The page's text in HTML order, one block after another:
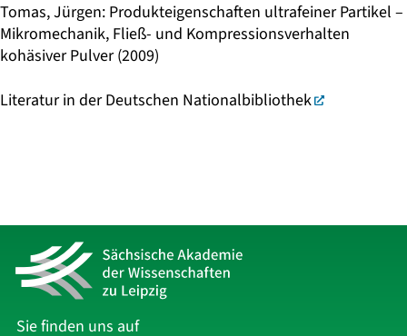
Tomas, Jürgen: Produkteigenschaften ultrafeiner Partikel –
Mikromechanik, Fließ- und Kompressionsverhalten
kohäsiver Pulver (2009)
Literatur in der Deutschen Nationalbibliothek
Sie finden uns auf